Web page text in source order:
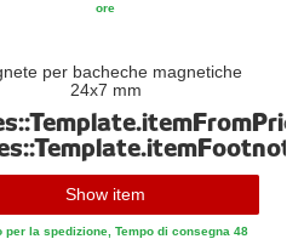
ore
per bacheche magnetiche
24x7 mm
Show item
per la spedizione, Tempo di consegna 48